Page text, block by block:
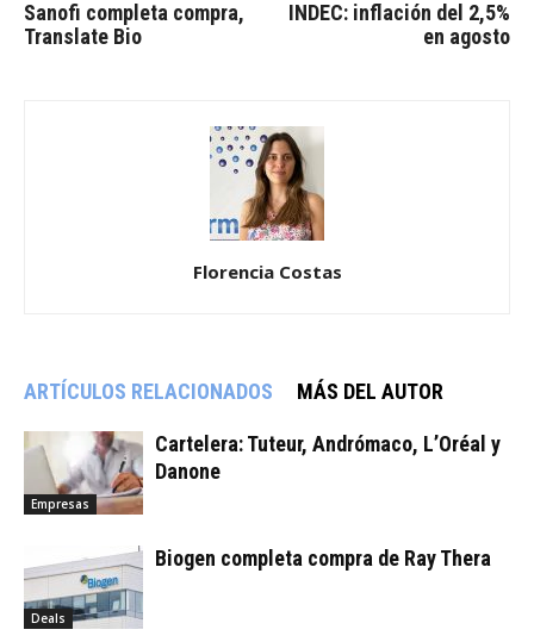
Sanofi completa compra,
Translate Bio
INDEC: inflación del 2,5%
en agosto
Florencia Costas
ARTÍCULOS RELACIONADOS MÁS DEL AUTOR
Empresas
Cartelera: Tuteur, Andrómaco, L’Oréal y
Danone
Deals
Biogen completa compra de Ray Thera